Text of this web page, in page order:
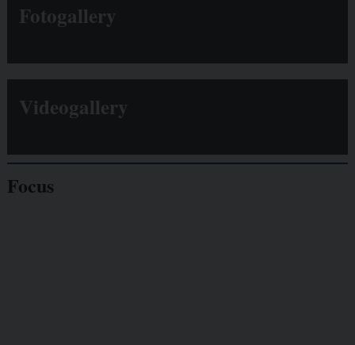
Fotogallery
Videogallery
Focus